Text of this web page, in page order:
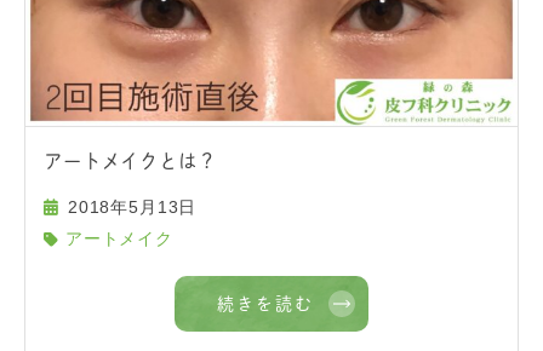
アートメイクとは？
2018年5月13日
アートメイク
続きを読む